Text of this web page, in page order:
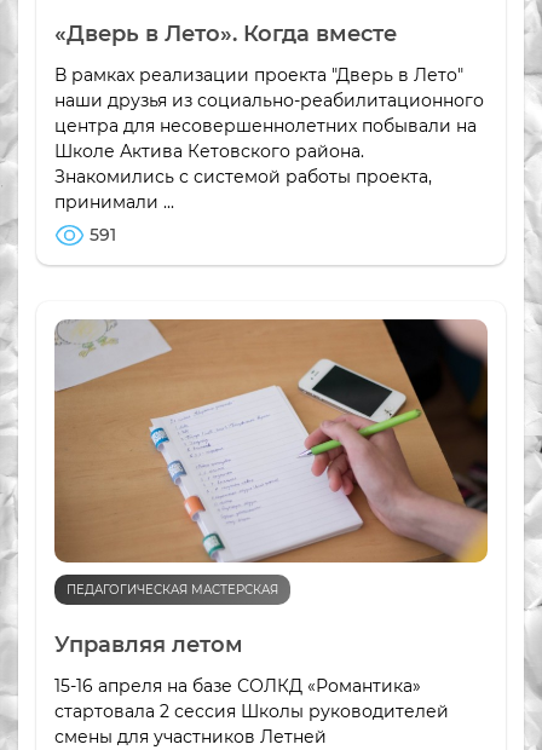
«Дверь в Лето». Когда вместе
В рамках реализации проекта "Дверь в Лето"
наши друзья из социально-реабилитационного
центра для несовершеннолетних побывали на
Школе Актива Кетовского района.
Знакомились с системой работы проекта,
принимали ...
591
ПЕДАГОГИЧЕСКАЯ МАСТЕРСКАЯ
Управляя летом
15-16 апреля на базе СОЛКД «Романтика»
стартовала 2 сессия Школы руководителей
смены для участников Летней